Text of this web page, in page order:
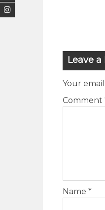
Leave a
Your
Comment
Name *